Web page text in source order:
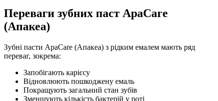
Переваги зубних паст ApaCare
(Апакеа)
Зубні пасти ApaCare (Апакеа) з рідким емалем мають ряд
переваг, зокрема:
Запобігають карієсу
Відновлюють пошкоджену емаль
Покращують загальний стан зубів
Зменшують кількість бактерій у роті